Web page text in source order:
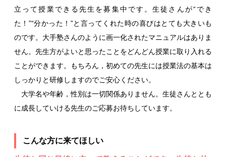
立って授業できる先生を募集中です。生徒さんが“でき
た！”“分かった！”と言ってくれた時の喜びはとても大きいも
のです。大手塾さんのように画一化されたマニュアルはありま
せん。先生方がよいと思ったことをどんどん授業に取り入れる
ことができます。もちろん，初めての先生には授業法の基本は
しっかりと研修しますのでご安心ください。
大学名や年齢，性別は一切関係ありません。生徒さんととも
に成長していける先生のご応募お待ちしています。
こんな方に来てほしい